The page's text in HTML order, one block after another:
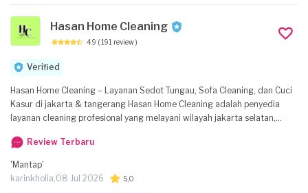
Hasan Home Cleaning
4.9 ( 191 review )
Verified
Hasan Home Cleaning – Layanan Sedot Tungau, Sofa Cleaning, dan Cuci
Kasur di jakarta & tangerang Hasan Home Cleaning adalah penyedia
layanan cleaning profesional yang melayani wilayah jakarta selatan,
selatan. Spesialisasi kami meliputi Sedot Tungau, Sofa Cleaning, dan
Cuci Kasur. Selain itu kami juga melayani cuci karpet dan cuci gordyn
dengan fokus pada hasil yang bersih, rapi, dan wangi. Kami
menggunakan chemical khusus untuk menghilangkan noda, mengatasi
Review Terbaru
'Mantap'
karinkholia,08 Jul 2026 5,0